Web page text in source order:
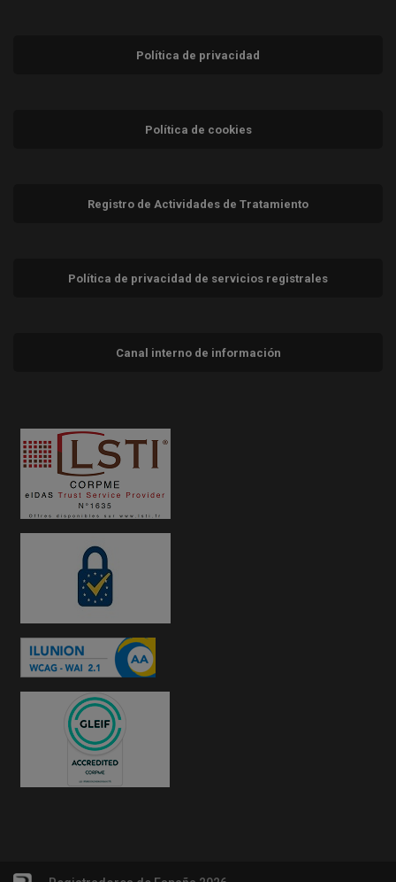
Política de privacidad
Política de cookies
Registro de Actividades de Tratamiento
Política de privacidad de servicios registrales
Canal interno de información